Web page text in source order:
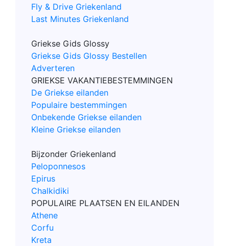
Fly & Drive Griekenland
Last Minutes Griekenland
Griekse Gids Glossy
Griekse Gids Glossy Bestellen
Adverteren
GRIEKSE VAKANTIEBESTEMMINGEN
De Griekse eilanden
Populaire bestemmingen
Onbekende Griekse eilanden
Kleine Griekse eilanden
Bijzonder Griekenland
Peloponnesos
Epirus
Chalkidiki
POPULAIRE PLAATSEN EN EILANDEN
Athene
Corfu
Kreta